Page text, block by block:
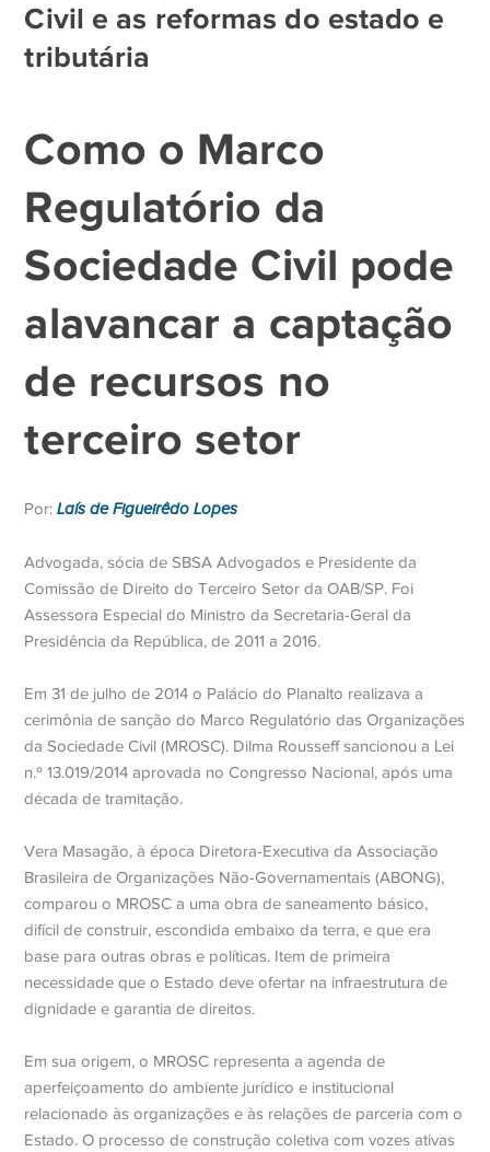
Civil e as reformas do estado e
tributária
Como o Marco
Regulatório da
Sociedade Civil pode
alavancar a captação
de recursos no
terceiro setor
Por:Laís de Figueirêdo Lopes
Advogada, sócia de SBSA Advogados e Presidente da
Comissão de Direito do Terceiro Setor da OAB/SP. Foi
Assessora Especial do Ministro da Secretaria-Geral da
Presidência da República, de 2011 a 2016.
Em 31 de julho de 2014 o Palácio do Planalto realizava a
cerimônia de sanção do Marco Regulatório das Organizações
da Sociedade Civil (MROSC). Dilma Rousseff sancionou a Lei
n.º 13.019/2014 aprovada no Congresso Nacional, após uma
década de tramitação.
Vera Masagão, à época Diretora-Executiva da Associação
Brasileira de Organizações Não-Governamentais (ABONG),
comparou o MROSC a uma obra de saneamento básico,
difícil de construir, escondida embaixo da terra, e que era
base para outras obras e políticas. Item de primeira
necessidade que o Estado deve ofertar na infraestrutura de
dignidade e garantia de direitos.
Em sua origem, o MROSC representa a agenda de
aperfeiçoamento do ambiente jurídico e institucional
relacionado às organizações e às relações de parceria com o
Estado. O processo de construção coletiva com vozes ativas